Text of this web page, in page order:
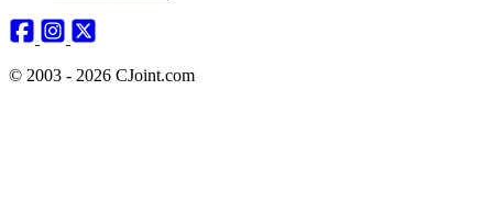
© 2003 - 2026 CJoint.com